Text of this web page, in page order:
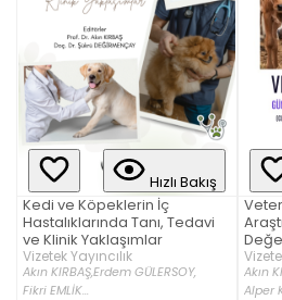
Hızlı Bakış
Kedi ve Köpeklerin İç
Hastalıklarında Tanı, Tedavi
ve Klinik Yaklaşımlar
Vizetek Yayıncılık
Akın KIRBAŞ,Erdem GÜLERSOY,
Fikri EMLİK...
Akın
Alper